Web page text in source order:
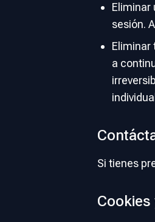
Eliminar
sesión.
Eliminar
a
Si tienes
Cookies